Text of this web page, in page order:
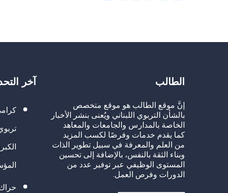
الطالب
إنَّ موقع الطالب هو موقع متخصص
بالشأن التربوي اللبناني ويُعنى بنشر الأخبار
الخاصة بالمدارس والجامعات والمعاهد
كما يقدم خدمات وفرصًا لكسب المزيد
من العلم والمعرفة في سبيل تطوير الذات
وبناء الثقة بالنفس، بالإضافة إلى تحسين
المستوى الوظيفي عبر توفير عدد من
الدورات وفرص العمل.
آخر